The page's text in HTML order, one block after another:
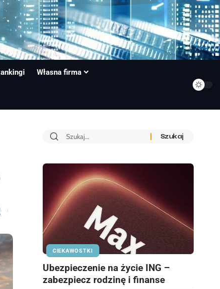
Własna firma
CIEKAWOSTKI
Ubezpieczenie na życie ING –
zabezpiecz rodzinę i finanse